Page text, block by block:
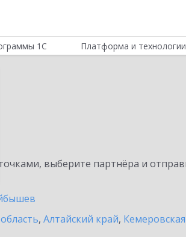
1С Платформа и технологии
выберите партнёра и
, Алтайский край,